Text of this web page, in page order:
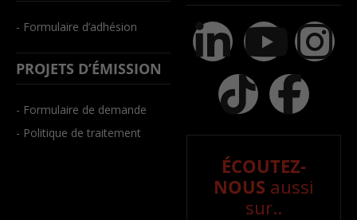
- Formulaire d’adhésion
PROJETS D’ÉMISSION
- Formulaire de demande
- Politique de traitement
ÉCOUTEZ-
NOUS aussi
sur..